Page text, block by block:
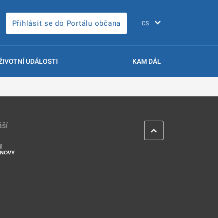
Přihlásit se do Portálu občana
UDÁLOSTI KAM DÁL